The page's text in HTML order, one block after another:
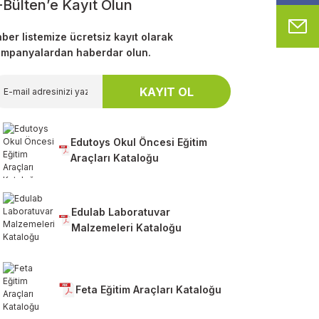
Bülten’e Kayıt Olun
listemize ücretsiz kayıt olarak
haberdar olun.
KAYIT OL
Edutoys Okul Öncesi Eğitim
Araçları Kataloğu
Edulab Laboratuvar
Malzemeleri Kataloğu
Feta Eğitim Araçları Kataloğu